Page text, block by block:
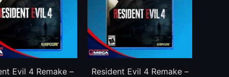
Evil 4 Remake –
Resident Evil 4 Remake –